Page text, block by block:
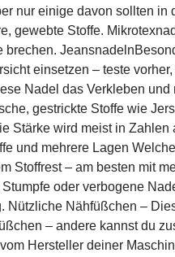
nur einige davon sollten in
gewebte Stoffe.
einsetzen – teste
Nadel das Verkleben
gestrickte Stoffe wie
wird meist in Zahlen
und mehrere Lagen
Stoffrest – am besten mit
oder verbogene
Nähfüßchen –
– andere kannst du
Hersteller deiner